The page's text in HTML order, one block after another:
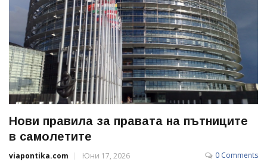
Нови правила за правата на пътниците
в самолетите
viapontika.com Юни 17, 2026 0 Comments